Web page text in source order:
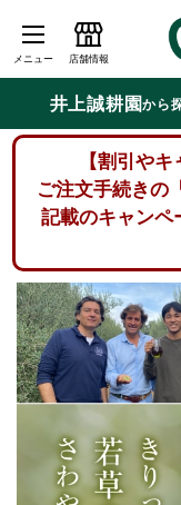
メニュー 店舗情報
井上誠耕園から
【割引や
ご注文手続きの
記載のキャンペ